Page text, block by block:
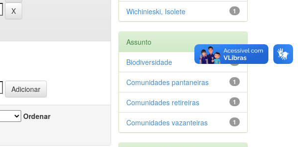
Ordenar
1
Wichinieski, Isolete
Assunto
1
Biodiversidade
1
Comunidades pantaneiras
1
Comunidades retireiras
1
Comunidades vazanteiras